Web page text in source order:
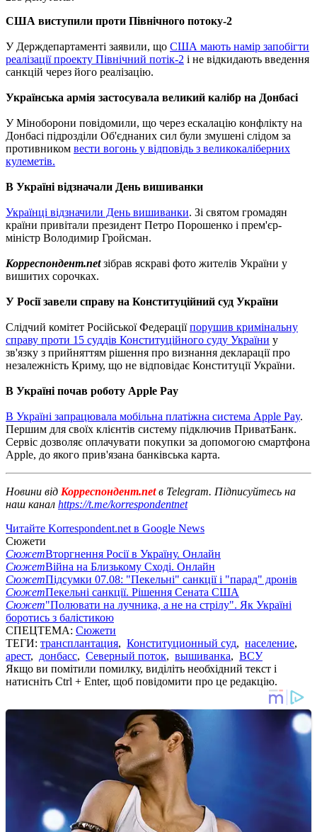
США виступили проти Північного потоку-2
У Держдепартаменті заявили, що США мають намір запобігти
реалізації проекту Північний потік-2 і не відкидають введення
санкцій через його реалізацію.
Українська армія застосувала великий калібр на Донбасі
У Міноборони повідомили, що через ескалацію конфлікту на
Донбасі підрозділи Об'єднаних сил були змушені слідом за
противником вести вогонь у відповідь з великокаліберних
кулеметів.
В Україні відзначали День вишиванки
Українці відзначили День вишиванки. Зі святом громадян
країни привітали президент Петро Порошенко і прем'єр-
міністр Володимир Гройсман.
Корреспондент.netзібрав яскраві фото жителів України у
вишитих сорочках.
У Росії завели справу на Конституційний суд України
Слідчий комітет Російської Федераціїпорушив кримінальну
справу проти 15 суддів Конституційного суду України у
зв'язку з прийняттям рішення про визнання декларації про
незалежність Криму, що не відповідає Конституції України.
В Україні почав роботу Apple Pay
В Україні запрацювала мобільна платіжна система Apple Pay.
Першим для своїх клієнтів систему підключив ПриватБанк.
Сервіс дозволяє оплачувати покупки за допомогою смартфона
Apple, до якого прив'язана банківська карта.
Новини від Корреспондент.netв Telegram. Підписуйтесь на
наш канал https://t.me/korrespondentnet
Читайте Korrespondent.net в Google News
Сюжети
СюжетВторгнення Росії в Україну. Онлайн
СюжетВійна на Близькому Сході. Онлайн
СюжетПідсумки 07.08: "Пекельні" санкції і "парад" дронів
СюжетПекельні санкції. Рішення Сената США
Сюжет"Полювати на лучника, а не на стрілу". Як Україні
боротись з балістикою
СПЕЦТЕМА: Сюжети
ТЕГИ: трансплантация, Конституционный суд, население,
арест, донбасс, Северный поток, вышиванка, ВСУ
Якщо ви помітили помилку, виділіть необхідний текст і
натисніть Ctrl + Enter, щоб повідомити про це редакцію.